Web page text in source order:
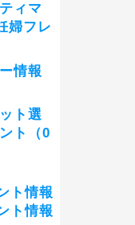
ィマ
婦フレ
情報
ト選
ト（0
ト情報
ト情報